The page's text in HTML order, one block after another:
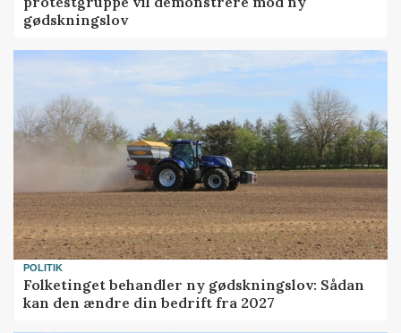
gødskningslov
POLITIK
Folketinget behandler ny gødskningslov: Sådan
kan den ændre din bedrift fra 2027